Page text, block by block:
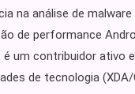
na análise de malware
de performance
é um contribuidor ativo
de tecnologia (XDA/